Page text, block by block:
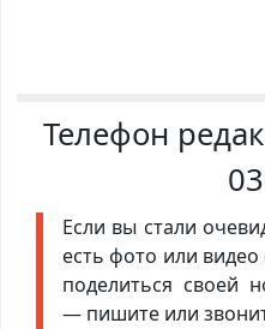
Телефон
Если вы стали
есть фото или
поделиться своей
— пишите или